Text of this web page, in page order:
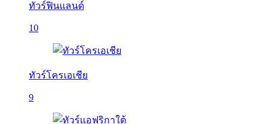
ทัวร์ฟินแลนด์
10
ทัวร์โครเอเชีย
9